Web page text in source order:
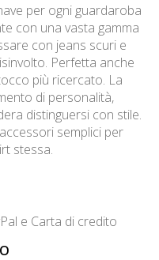
per ogni guardaroba
con una vasta gamma
con jeans scuri e
Perfetta anche
più ricercato. La
di personalità,
distinguersi con stile.
semplici per
stessa.
e Carta di credito